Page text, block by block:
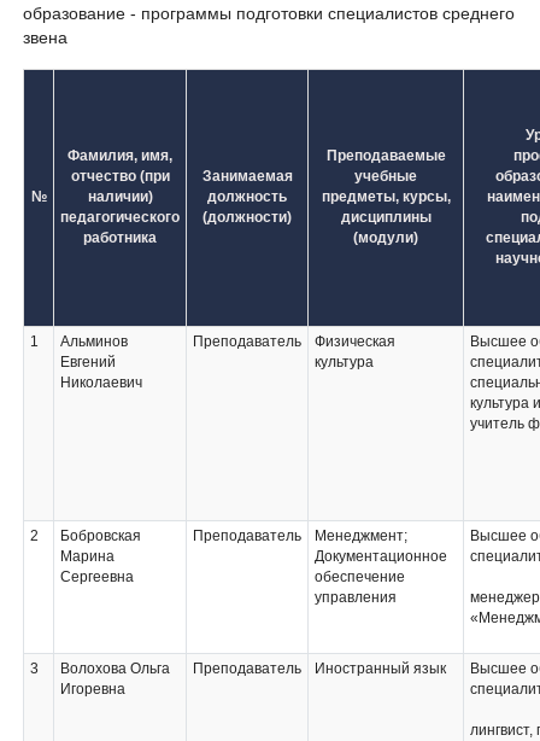
образование - программы подготовки специалистов среднего
звена
№
Фамилия, имя,
отчество (при
наличии)
педагогического
работника
Занимаемая
должность
(должности)
Преподаваемые
учебные
предметы, курсы,
дисциплины
(модули)
1
Альминов
Евгений
Николаевич
Преподаватель
Физическая
культура
Высшее
культура
учитель
2
Бобровская
Марина
Сергеевна
Преподаватель
Менеджмент;
Документационное
обеспечение
управления
Высшее
3
Волохова Ольга
Игоревна
Преподаватель Иностранный язык
Высшее